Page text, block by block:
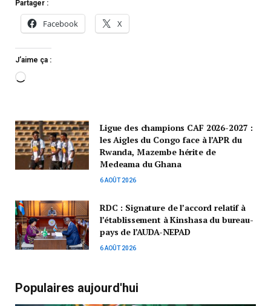
Partager :
Facebook X
J’aime ça :
Ligue des champions CAF 2026-2027 :
les Aigles du Congo face à l’APR du
Rwanda, Mazembe hérite de
Medeama du Ghana
6 AOÛT 2026
RDC : Signature de l’accord relatif à
l’établissement à Kinshasa du bureau-
pays de l’AUDA-NEPAD
6 AOÛT 2026
Populaires aujourd'hui